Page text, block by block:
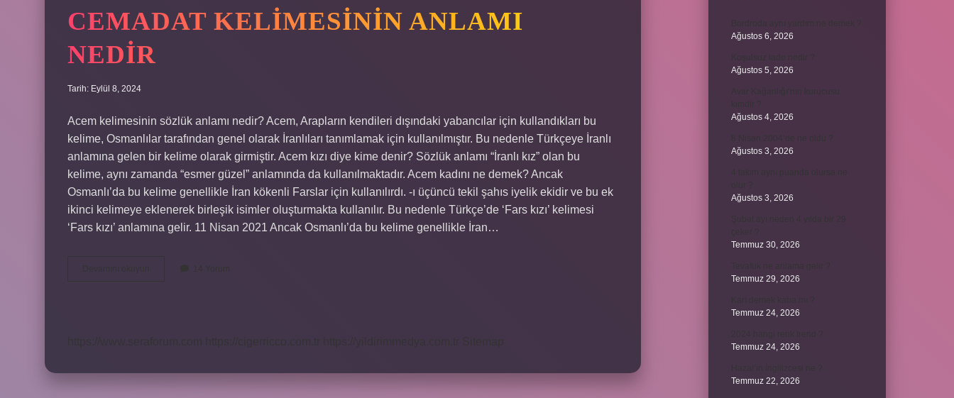
CEMADAT KELIMESININ ANLAMI
NEDIR
Tarih: Eylül 8, 2024
Acem kelimesinin sözlük anlamı nedir? Acem, Arapların kendileri dışındaki yabancılar için kullandıkları bu
kelime, Osmanlılar tarafından genel olarak İranlıları tanımlamak için kullanılmıştır. Bu nedenle Türkçeye İranlı
anlamına gelen bir kelime olarak girmiştir. Acem kızı diye kime denir? Sözlük anlamı “İranlı kız” olan bu
kelime, aynı zamanda “esmer güzel” anlamında da kullanılmaktadır. Acem kadını ne demek? Ancak
Osmanlı’da bu kelime genellikle İran kökenli Farslar için kullanılırdı. -ı üçüncü tekil şahıs iyelik ekidir ve bu ek
ikinci kelimeye eklenerek birleşik isimler oluşturmakta kullanılır. Bu nedenle Türkçe’de ‘Fars kızı’ kelimesi
‘Fars kızı’ anlamına gelir. 11 Nisan 2021 Ancak Osmanlı’da bu kelime genellikle İran…
https://www.seraforum.com
Ağustos 6, 2026
Ağustos 5, 2026
Ağustos 4, 2026
Ağustos 3, 2026
Ağustos 3, 2026
Temmuz 30, 2026
Temmuz 29, 2026
Temmuz 24, 2026
Temmuz 24, 2026
Temmuz 22, 2026